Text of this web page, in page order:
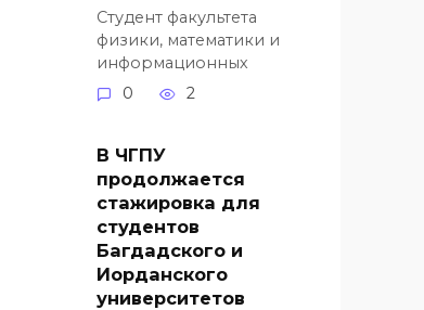
Студент факультета
физики, математики и
информационных
0
2
В ЧГПУ
продолжается
стажировка для
студентов
Багдадского и
Иорданского
университетов